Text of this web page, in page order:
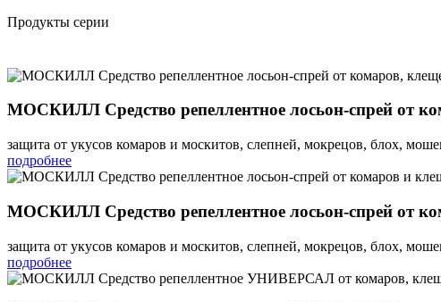
Продукты серии
МОСКИЛЛ Средство репеллентное лосьон-спрей от
защита от укусов комаров и москитов, слепней, мокрецов, блох,
подробнее
МОСКИЛЛ Средство репеллентное лосьон-спрей от
защита от укусов комаров и москитов, слепней, мокрецов, блох,
подробнее